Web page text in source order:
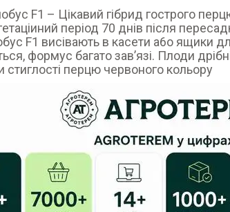
F1 – Цікавий гібрид гострого
період 70 днів після
F1 висівають в касети a6o ящики
формус багато зав’язі. Плоди
стиглості перцю червоного кольору